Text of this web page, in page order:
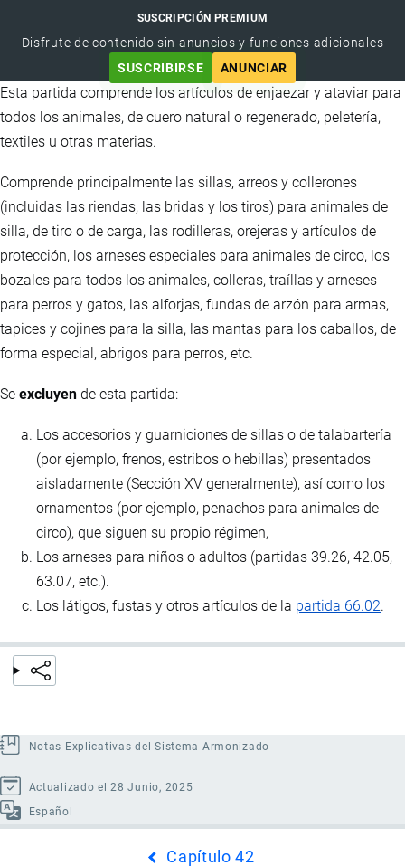
SUSCRIPCIÓN PREMIUM
Disfrute de contenido sin anuncios y funciones adicionales
SUSCRIBIRSE
ANUNCIAR
Esta partida comprende los artículos de enjaezar y ataviar para
todos los animales, de cuero natural o regenerado, peletería,
textiles u otras materias.
Comprende principalmente las sillas, arreos y collerones
(incluidas las riendas, las bridas y los tiros) para animales de
silla, de tiro o de carga, las rodilleras, orejeras y artículos de
protección, los arneses especiales para animales de circo, los
bozales para todos los animales, colleras, traíllas y arneses
para perros y gatos, las alforjas, fundas de arzón para armas,
tapices y cojines para la silla, las mantas para los caballos, de
forma especial, abrigos para perros, etc.
Se excluyen de esta partida:
Los accesorios y guarniciones de sillas o de talabartería
(por ejemplo, frenos, estribos o hebillas) presentados
aisladamente (Sección XV generalmente), así como los
ornamentos (por ejemplo, penachos para animales de
circo), que siguen su propio régimen,
Los arneses para niños o adultos (partidas 39.26, 42.05,
63.07, etc.).
Los látigos, fustas y otros artículos de la partida 66.02.
Notas Explicativas del Sistema Armonizado
Actualizado el 28 Junio, 2025
Español
Capítulo 42